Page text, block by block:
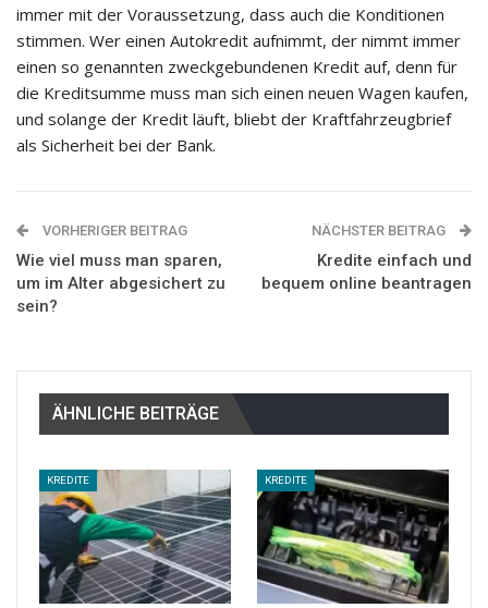
immer mit der Voraussetzung, dass auch die Konditionen
stimmen. Wer einen Autokredit aufnimmt, der nimmt immer
einen so genannten zweckgebundenen Kredit auf, denn für
die Kreditsumme muss man sich einen neuen Wagen kaufen,
und solange der Kredit läuft, bliebt der Kraftfahrzeugbrief
als Sicherheit bei der Bank.
VORHERIGER BEITRAG
Wie viel muss man sparen,
um im Alter abgesichert zu
sein?
NÄCHSTER BEITRAG
Kredite einfach und
bequem online beantragen
ÄHNLICHE BEITRÄGE
KREDITE KREDITE